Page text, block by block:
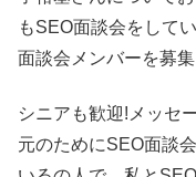
もSEO面談会をして
面談会メンバーを募集
シニアも歓迎!メッセ
元のためにSEO面談